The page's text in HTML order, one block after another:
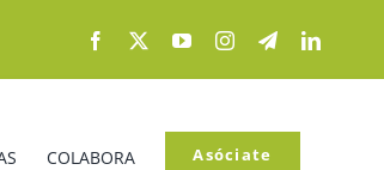
COLABORA Asóciate